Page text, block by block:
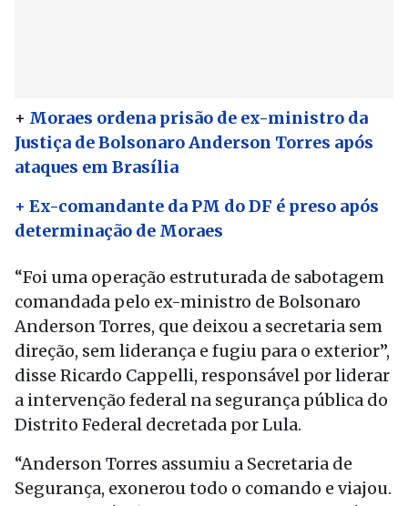
+ Moraes ordena prisão de ex-ministro da
Justiça de Bolsonaro Anderson Torres após
ataques em Brasília
+ Ex-comandante da PM do DF é preso após
determinação de Moraes
“Foi uma operação estruturada de sabotagem
comandada pelo ex-ministro de Bolsonaro
Anderson Torres, que deixou a secretaria sem
direção, sem liderança e fugiu para o exterior”,
disse Ricardo Cappelli, responsável por liderar
a intervenção federal na segurança pública do
Distrito Federal decretada por Lula.
“Anderson Torres assumiu a Secretaria de
Segurança, exonerou todo o comando e viajou.